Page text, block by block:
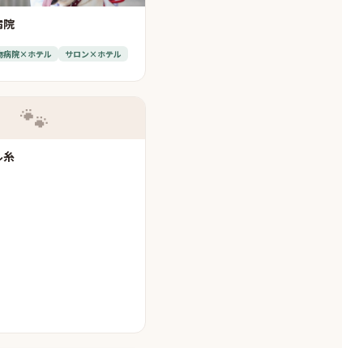
院
病院×ホテル サロン×ホテル
🐾
糸